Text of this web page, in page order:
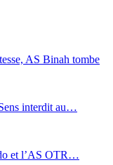
AS Binah tombe
interdit au…
et l’AS OTR…